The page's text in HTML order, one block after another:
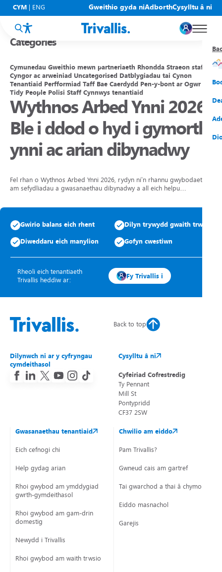
CYM ENG Gweithio gyda niAdborthCysylltu â ni
Blogs
Categories
Cymunedau Gweithio mewn partneriaeth Rhondda Straeon staff
Cyngor ac arweiniad Uncategorised Datblygiadau tai Cynon
Tenantiaid Perfformiad Taff Bae Caerdydd Pen-y-bont ar Ogwr
Tidy People Polisi Staff Cynnwys tenantiaid
Wythnos Arbed Ynni 2026:
Ble i ddod o hyd i gymorth
ynni ac arian dibynadwy
Fel rhan o Wythnos Arbed Ynni 2026, rydyn ni’n rhannu gwybodaeth
am sefydliadau a gwasanaethau dibynadwy a all eich helpu…
Gwirio balans eich rhent Dilyn trywydd gwaith trwsio
Diweddaru eich manylion Gofyn cwestiwn
Rheoli eich tenantiaeth
Trivallis heddiw ar:
Fy Trivallis i
Back to top
Dilynwch ni ar y cyfryngau
cymdeithasol
Cysylltu â ni
Cyfeiriad Cofrestredig
Ty Pennant
Mill St
Pontypridd
CF37 2SW
Gwasanaethau tenantiaid
Eich cefnogi chi
Help gydag arian
Rhoi gwybod am ymddygiad
gwrth-gymdeithasol
Rhoi gwybod am gam-drin
domestig
Newydd i Trivallis
Rhoi gwybod am waith trwsio
Chwilio am eiddo
Pam Trivallis?
Gwneud cais am gartref
Tai gwarchod a thai â chymorth
Eiddo masnachol
Garejis